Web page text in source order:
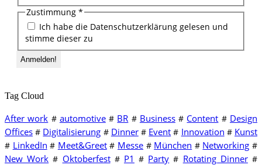
Zustimmung *
Ich habe die Datenschutzerklärung gelesen und
stimme dieser zu
Tag Cloud
After work # automotive# BR # Business# Content # Design
Offices # Digitalisierung # Dinner# Event # Innovation # Kunst
# LinkedIn # Meet&Greet# Messe # München # Networking #
New Work # Oktoberfest# P1 # Party # Rotating Dinner#